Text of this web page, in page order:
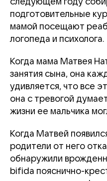
подготовительные
мамой посещают
логопеда и психолога.
Когда мама Матвея
занятия сына, она
удивляется, что все
она с тревогой
жизни ее мальчика
Когда Матвей
родители от него
обнаружили
bifida пояснично-